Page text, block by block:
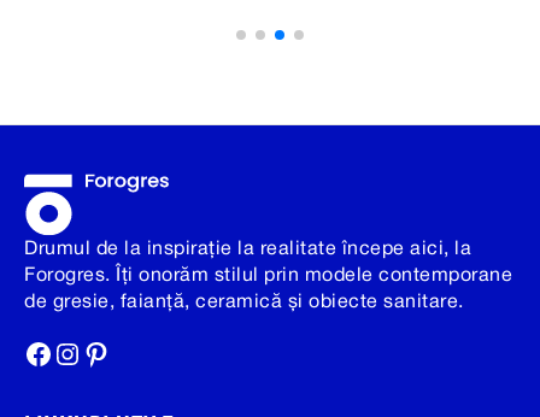
Drumul de la inspirație la realitate începe aici, la
Forogres. Îți onorăm stilul prin modele contemporane
de gresie, faianță, ceramică și obiecte sanitare.
Facebook
Instagram
Pinterest